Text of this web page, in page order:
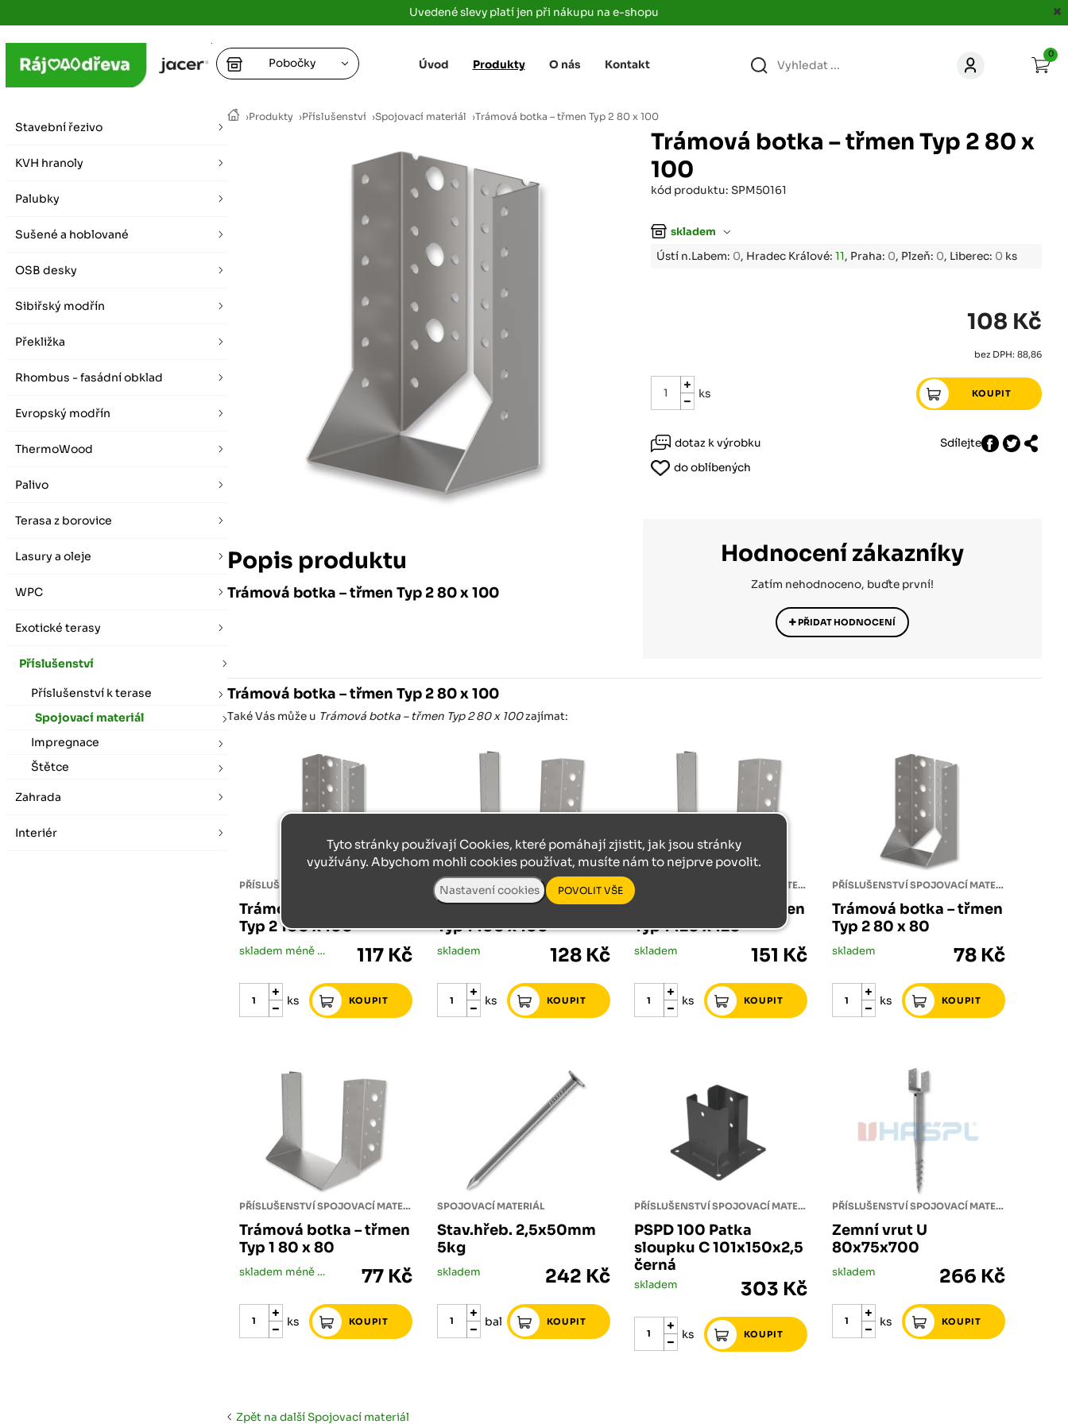
Uvedené slevy platí jen při nákupu na e-shopu
›Produkty ›Příslušenství ›Spojovací materiál ›Trámová botka – třmen Typ 2 80 x 100
Trámová botka – třmen Typ 2 80 x
100
kód produktu: SPM50161
skladem
Ústí n.Labem: 0, Hradec Králové: 11, Praha: 0, Plzeň: 0, Liberec: 0 ks
108 Kč
bez DPH: 88,86
ks
dotaz k výrobku
Sdílejte
do oblíbených
Popis produktu
Trámová botka – třmen Typ 2 80 x 100
Hodnocení zákazníky
Zatím nehodnoceno, buďte první!
PŘIDAT HODNOCENÍ
Trámová botka – třmen Typ 2 80 x 100
Také Vás může u Trámová botka – třmen Typ 2 80 x 100zajímat:
Trámová botka – třmen
Typ 2 100 x 100
skladem méně než 5 ks 117 Kč
ks
PŘÍSLUŠENSTVÍ SPOJOVACÍ MATERIÁL
Trámová botka – třmen
Typ 1 100 x 100
skladem 128 Kč
ks
PŘÍSLUŠENSTVÍ SPOJOVACÍ MATERIÁL
Trámová botka – třmen
Typ 1 120 x 120
skladem 151 Kč
ks
PŘÍSLUŠENSTVÍ SPOJOVACÍ MATERIÁL
Trámová botka – třmen
Typ 2 80 x 80
skladem 78 Kč
ks
PŘÍSLUŠENSTVÍ SPOJOVACÍ MATERIÁL
Trámová botka – třmen
Typ 1 80 x 80
skladem méně než 5 ks 77 Kč
ks
SPOJOVACÍ MATERIÁL
Stav.hřeb. 2,5x50mm
5kg
skladem 242 Kč
bal
PŘÍSLUŠENSTVÍ SPOJOVACÍ MATERIÁL
PSPD 100 Patka
sloupku C 101x150x2,5
černá
skladem 303 Kč
ks
PŘÍSLUŠENSTVÍ SPOJOVACÍ MATERIÁL
Zemní vrut U
80x75x700
skladem 266 Kč
ks
Zpět na další Spojovací materiál
Stavební řezivo
KVH hranoly
Palubky
Sušené a hoblované
OSB desky
Sibiřský modřín
Překližka
Rhombus - fasádní obklad
Evropský modřín
ThermoWood
Palivo
Terasa z borovice
Lasury a oleje
WPC
Exotické terasy
Příslušenství
Příslušenství k terase
Spojovací materiál
Impregnace
Štětce
Zahrada
Interiér
Úvod Produkty O nás Kontakt
0
Pobočky
+
+
Letní otevírací doba (březen - říjen)
Zimní otevírací doba (listopad - únor)
vybírat zde
Ústí nad Labem, 400 01
rajdrevausti
Hradec Králové
(parkoviště MAKRO)
Březhrad, Hradec Králové, 503 32
+420 731 616 767
rajdrevahradec
Tůmovka 110
(Za čerpací stanicí TANK ONO)
rajdrevapraha
jacer.cz
Rokycanská 2656/2,
(parkoviště Albert)
Plzeň 4, 301 00
Partyzánská
(na konci ulice u zrcadla)
Tyto stránky používají Cookies, které pomáhají zjistit, jak jsou stránky
využívány. Abychom mohli cookies používat, musíte nám to nejprve povolit.